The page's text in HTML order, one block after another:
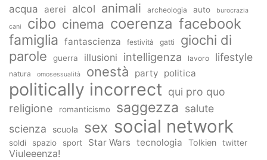
acqua aerei alcol animali archeologia auto burocrazia
cani cibo cinema coerenza facebook
famiglia fantascienza festività gatti
giochi di
parole
guerra illusioni intelligenza lavoro lifestyle
natura omosessualità onestà party politica
politically incorrect qui pro quo
religione romanticismo saggezza salute
scienza
scuola sex social network
soldi spazio sport Star Wars tecnologia Tolkien twitter
Viuleeenza!